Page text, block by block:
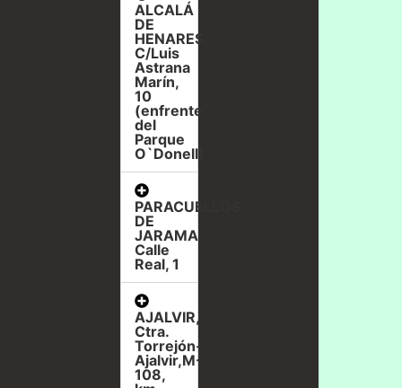
ALCALÁ
DE
HENARES,
C/Luis
Astrana
Marín,
10
(enfrente
del
Parque
O`Donell)
PARACUELLOS
DE
JARAMA,
Calle
Real, 1
AJALVIR,
Ctra.
Torrejón-
Ajalvir,M-
108,